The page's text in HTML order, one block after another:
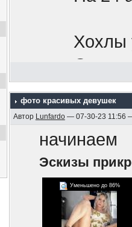
ПЫСЫ
Хохлы
бреши,
в
фото красивых девушек
Автор Lunfardo— 07-30-23 11:56
начинаем
Эскизы
Уменьшено до 86%